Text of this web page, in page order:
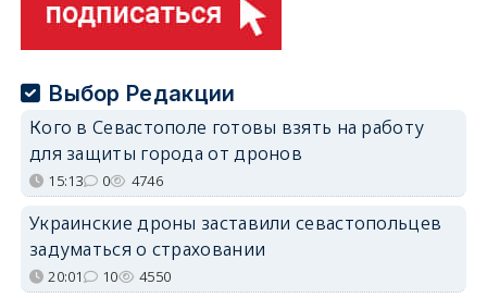
Выбор Редакции
Кого в Севастополе готовы взять на работу
для защиты города от дронов
15:13 0 4746
Украинские дроны заставили севастопольцев
задуматься о страховании
20:01 10 4550